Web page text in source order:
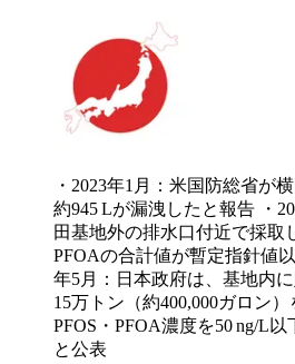
・2023年1月：米国防総省が
約945 Lが漏洩したと報告 ・
田基地外の排水口付近で採取
PFOAの合計値が暫定指針値
年5月：日本政府は、基地内
15万トン（約400,000ガロン）
PFOS・PFOA濃度を50 ng/L
と公表